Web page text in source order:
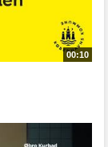
00:10